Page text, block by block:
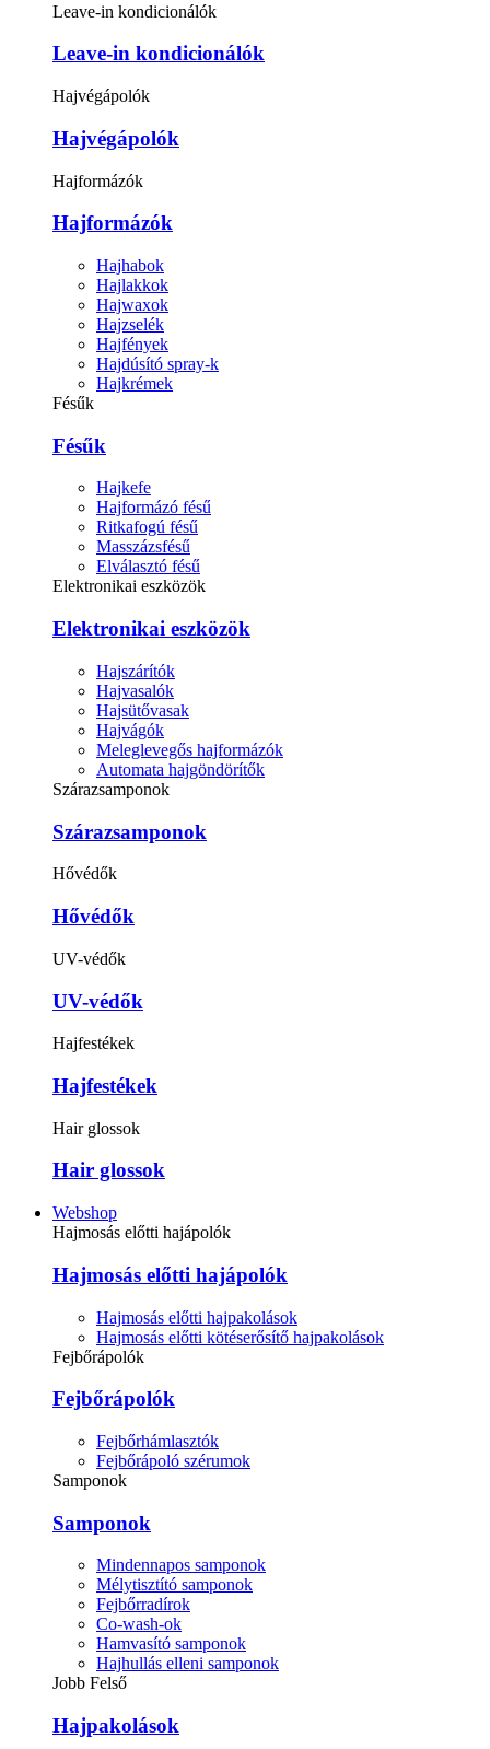
Leave-in kondicionálók
Leave-in kondicionálók
Hajvégápolók
Hajvégápolók
Hajformázók
Hajformázók
Hajhabok
Hajlakkok
Hajwaxok
Hajzselék
Hajfények
Hajdúsító spray-k
Hajkrémek
Fésűk
Fésűk
Hajkefe
Hajformázó fésű
Ritkafogú fésű
Masszázsfésű
Elválasztó fésű
Elektronikai eszközök
Elektronikai eszközök
Hajszárítók
Hajvasalók
Hajsütővasak
Hajvágók
Meleglevegős hajformázók
Automata hajgöndörítők
Szárazsamponok
Szárazsamponok
Hővédők
Hővédők
UV-védők
UV-védők
Hajfestékek
Hajfestékek
Hair glossok
Hair glossok
Webshop
Hajmosás előtti hajápolók
Hajmosás előtti hajápolók
Hajmosás előtti hajpakolások
Hajmosás előtti kötéserősítő hajpakolások
Fejbőrápolók
Fejbőrápolók
Fejbőrhámlasztók
Fejbőrápoló szérumok
Samponok
Samponok
Mindennapos samponok
Mélytisztító samponok
Fejbőrradírok
Co-wash-ok
Hamvasító samponok
Hajhullás elleni samponok
Jobb Felső
Hajpakolások